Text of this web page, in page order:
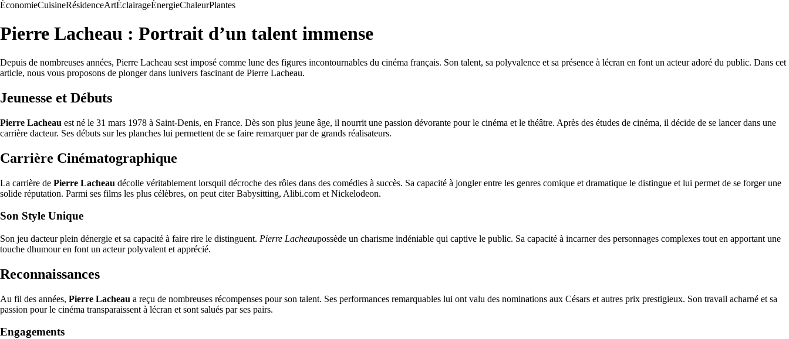
ÉconomieCuisineRésidenceArtÉclairageÉnergieChaleurPlantes
Pierre Lacheau : Portrait d’un talent immense
Depuis de nombreuses années, Pierre Lacheau sest imposé comme lune des figures incontournables du cinéma français. Son talent, sa polyvalence et sa présence à lécran en font un acteur adoré du public. Dans cet
article, nous vous proposons de plonger dans lunivers fascinant de Pierre Lacheau.
Jeunesse et Débuts
Pierre Lacheau est né le 31 mars 1978 à Saint-Denis, en France. Dès son plus jeune âge, il nourrit une passion dévorante pour le cinéma et le théâtre. Après des études de cinéma, il décide de se lancer dans une
carrière dacteur. Ses débuts sur les planches lui permettent de se faire remarquer par de grands réalisateurs.
Carrière Cinématographique
La carrière de Pierre Lacheau décolle véritablement lorsquil décroche des rôles dans des comédies à succès. Sa capacité à jongler entre les genres comique et dramatique le distingue et lui permet de se forger une
solide réputation. Parmi ses films les plus célèbres, on peut citer Babysitting, Alibi.com et Nickelodeon.
Son Style Unique
Son jeu dacteur plein dénergie et sa capacité à faire rire le distinguent. Pierre Lacheaupossède un charisme indéniable qui captive le public. Sa capacité à incarner des personnages complexes tout en apportant une
touche dhumour en font un acteur polyvalent et apprécié.
Reconnaissances
Au fil des années, Pierre Lacheau a reçu de nombreuses récompenses pour son talent. Ses performances remarquables lui ont valu des nominations aux Césars et autres prix prestigieux. Son travail acharné et sa
passion pour le cinéma transparaissent à lécran et sont salués par ses pairs.
Engagements